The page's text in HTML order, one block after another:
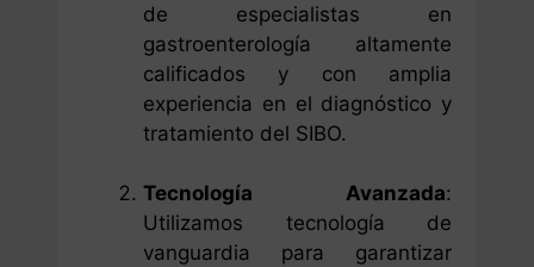
de especialistas en
gastroenterología altamente
calificados y con amplia
experiencia en el diagnóstico y
tratamiento del SIBO.
Tecnología Avanzada:
Utilizamos tecnología de
vanguardia para garantizar